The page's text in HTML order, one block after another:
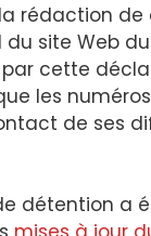
rédaction de
site Web
cette
les
de ses
détention a